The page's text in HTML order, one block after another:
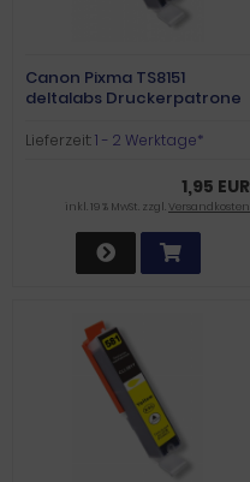
Canon Pixma TS8151
deltalabs Druckerpatrone
Lieferzeit:1 - 2 Werktage*
1,95 EUR
inkl. 19 % MwSt. zzgl.Versandkosten